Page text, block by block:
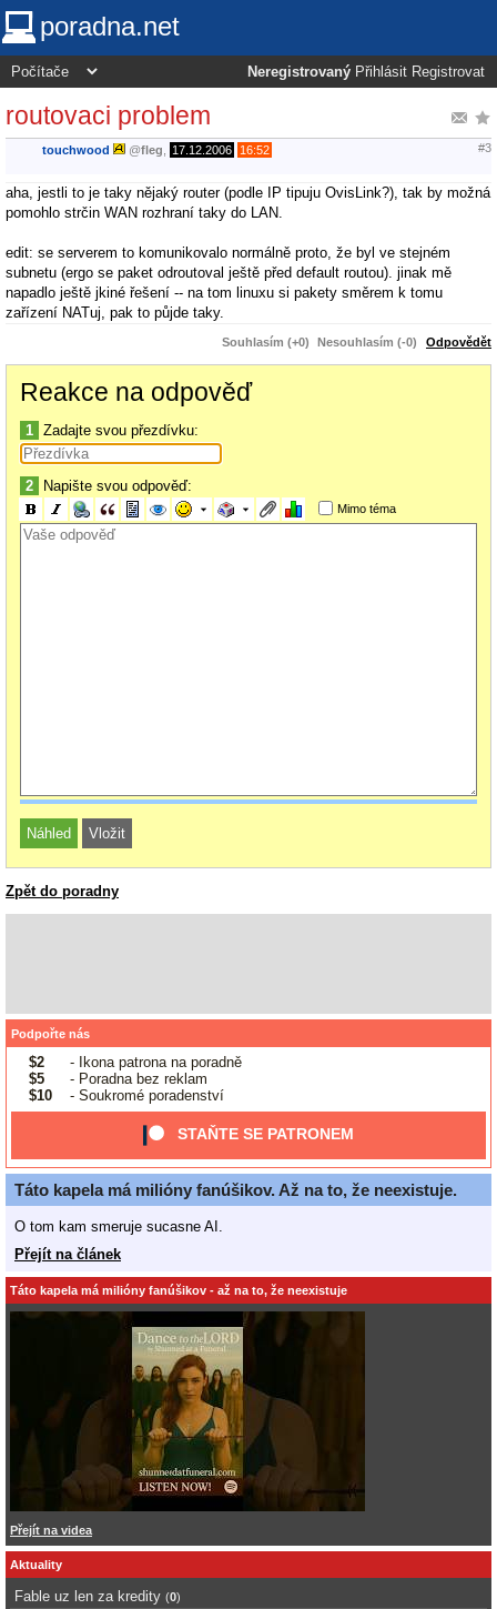
poradna.net
Neregistrovaný Přihlásit Registrovat
routovaci problem
touchwood @fleg 17.12.2006 16:52 #3
aha, jestli to je taky nějaký router (podle IP tipuju OvisLink?), tak by možná
pomohlo strčin WAN rozhraní taky do LAN.
edit: se serverem to komunikovalo normálně proto, že byl ve stejném
subnetu (ergo se paket odroutoval ještě před default routou). jinak mě
napadlo ještě jkiné řešení -- na tom linuxu si pakety směrem k tomu
zařízení NATuj, pak to půjde taky.
Souhlasím (+0) Nesouhlasím (-0) Odpovědět
Reakce na odpověď
1 Zadajte svou přezdívku:
2 Napište svou odpověď:
Mimo téma
Zpět do poradny
Podpořte nás
$2
- Ikona patrona na poradně
$5
- Poradna bez reklam
$10
- Soukromé poradenství
STAŇTE SE PATRONEM
Táto kapela má milióny fanúšikov. Až na to, že neexistuje.
O tom kam smeruje sucasne AI.
Přejít na článek
Táto kapela má milióny fanúšikov - až na to, že neexistuje
Přejít na videa
Aktuality
Fable uz len za kredity (0)